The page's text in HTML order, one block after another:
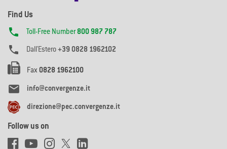
Find Us
 Toll-Free Number800 987 787
 Dall'Estero +39 0828 1962102
Fax 0828 1962100
 info@convergenze.it
direzione@pec.convergenze.it
Follow us on